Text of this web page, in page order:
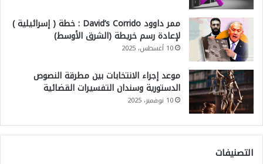
ممر داوود David’s Corrido : خطة ( إسرائيلية )
لإعادة رسم خريطة (الشرق الأوسط)
10 أغسطس، 2025
موعد إجراء الانتخابات بين مطرقة النصوص
الدستورية وسندان التفسيرات القضائية
10 نوفمبر، 2025
التصنيفات